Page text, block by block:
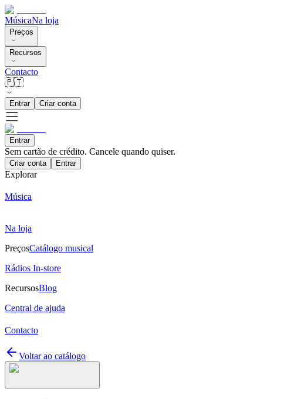
MúsicaNa loja
Preços
Recursos
Contacto
🇵🇹
Entrar Criar conta
Entrar
Sem cartão de crédito. Cancele quando quiser.
Criar conta Entrar
Explorar
Música
Na loja
PreçosCatálogo musical
Rádios In-store
RecursosBlog
Central de ajuda
Contacto
Voltar ao catálogo